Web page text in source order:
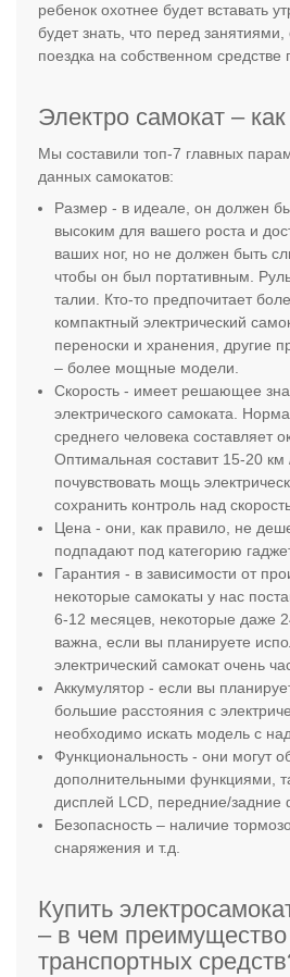
ребенок охотнее будет вставать
будет знать, что перед
поездка на собственном средстве
Электро самокат –
Мы составили топ-7 главных
данных самокатов:
Размер - в идеале, он должен
высоким для вашего роста и
ваших ног, но не должен быть
чтобы он был портативным.
талии. Кто-то предпочитает
компактный электрический
переноски и хранения, другие
– более мощные модели.
Скорость - имеет решающее
электрического самоката.
среднего человека составляет
Оптимальная составит 15-20 км
почувствовать мощь
сохранить контроль над
Цена - они, как правило, не
подпадают под категорию
Гарантия - в зависимости от
некоторые самокаты у нас
6-12 месяцев, некоторые даже
важна, если вы планируете
электрический самокат очень
Аккумулятор - если вы
большие расстояния с
необходимо искать модель с
Функциональность - они могут
дополнительными функциями,
дисплей LCD, передние/задние
Безопасность – наличие
снаряжения и т.д.
Купить
– в чем преимущество
транспортных